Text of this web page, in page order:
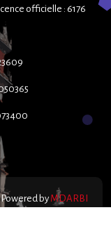
officielle : 6176
by MDARBI